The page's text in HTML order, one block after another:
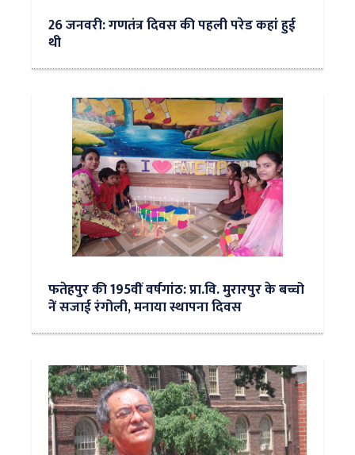
26 जनवरी: गणतंत्र दिवस की पहली परेड कहां हुई
थी
फतेहपुर की 195वीं वर्षगांठ: प्रा.वि. मुरारपुर के बच्चो
नें सजाई रंगोली, मनाया स्थापना दिवस